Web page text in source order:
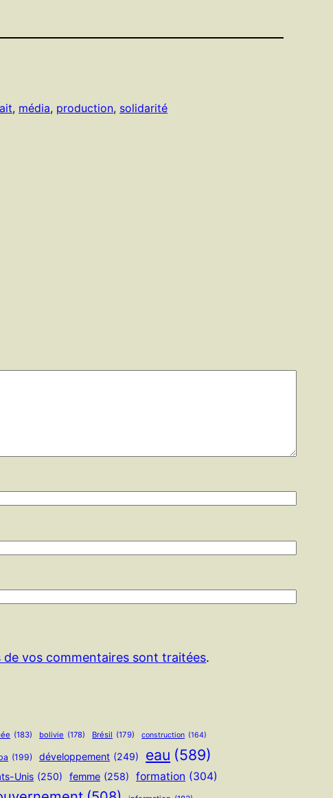
, média, production, solidarité
vos commentaires sont traitées.
(183) bolivie (178) Brésil (179) construction (164)
(199) développement (249) eau (589)
Unis (250) femme (258) formation (304)